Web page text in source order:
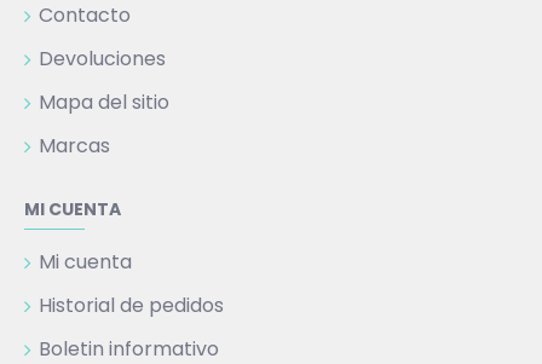
Contacto
Devoluciones
Mapa del sitio
Marcas
MI CUENTA
Mi cuenta
Historial de pedidos
Boletin informativo